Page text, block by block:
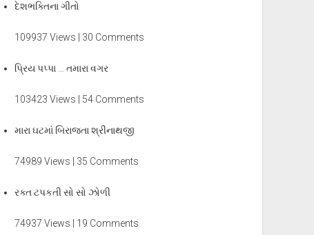
દેશભક્તિના ગીતો
109937 Views | 30 Comments
પ્રિય પપ્પા … તમારા વગર
103423 Views | 54 Comments
મારા ઘટમાં બિરાજતા શ્રીનાથજી
74989 Views | 35 Comments
રક્ત ટપકતી સો સો ઝોળી
74937 Views | 19 Comments